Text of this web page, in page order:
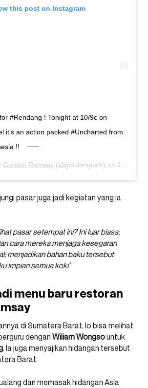
this post on Instagram
#Rendang ! Tonight at 10/9c on
it’s an action packed #Uncharted from
!!
Gordon Ramsay (@gordongram) on Jun 28, 2020 at 9:26am PDT
pasar juga jadi kegiatan yang ia
pasar setempat ini? Ini luar biasa;
cara mereka menjaga kesegaran
menjadikan bahan baku tersebut
impian semua koki.”
menu baru restoran
di Sumatera Barat, lo bisa melihat
denganWiliamWongsountuk
. Ia juga menyajikan hidangan tersebut
Barat.
dan memasak hidangan Asia